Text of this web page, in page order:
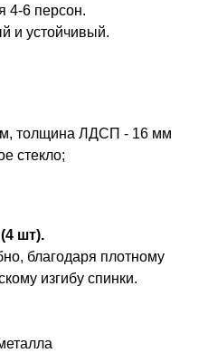
4-6 персон.
и устойчивый.
толщина ЛДСП - 16 мм
стекло;
шт).
благодаря плотному
изгибу спинки.